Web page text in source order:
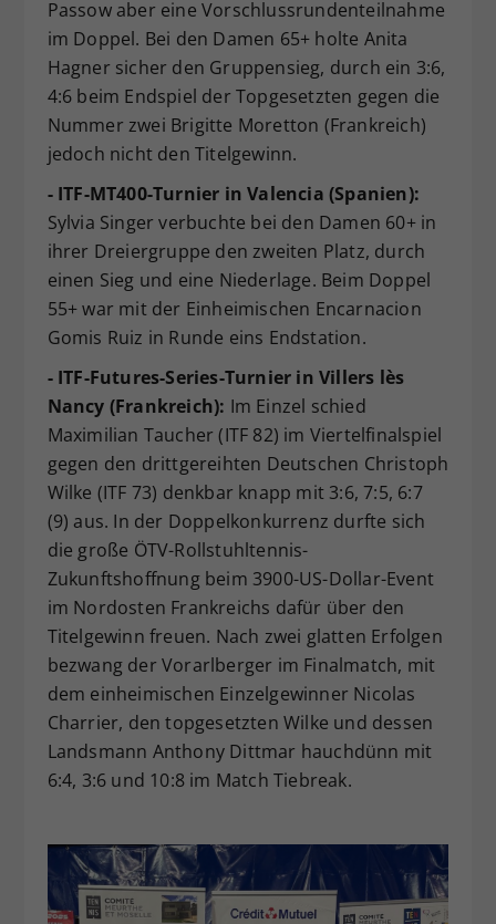
Passow aber eine Vorschlussrundenteilnahme
im Doppel. Bei den Damen 65+ holte Anita
Hagner sicher den Gruppensieg, durch ein 3:6,
4:6 beim Endspiel der Topgesetzten gegen die
Nummer zwei Brigitte Moretton (Frankreich)
jedoch nicht den Titelgewinn.
- ITF-MT400-Turnier in Valencia (Spanien):
Sylvia Singer verbuchte bei den Damen 60+ in
ihrer Dreiergruppe den zweiten Platz, durch
einen Sieg und eine Niederlage. Beim Doppel
55+ war mit der Einheimischen Encarnacion
Gomis Ruiz in Runde eins Endstation.
- ITF-Futures-Series-Turnier in Villers lès
Nancy (Frankreich): Im Einzel schied
Maximilian Taucher (ITF 82) im Viertelfinalspiel
gegen den drittgereihten Deutschen Christoph
Wilke (ITF 73) denkbar knapp mit 3:6, 7:5, 6:7
(9) aus. In der Doppelkonkurrenz durfte sich
die große ÖTV-Rollstuhltennis-
Zukunftshoffnung beim 3900-US-Dollar-Event
im Nordosten Frankreichs dafür über den
Titelgewinn freuen. Nach zwei glatten Erfolgen
bezwang der Vorarlberger im Finalmatch, mit
dem einheimischen Einzelgewinner Nicolas
Charrier, den topgesetzten Wilke und dessen
Landsmann Anthony Dittmar hauchdünn mit
6:4, 3:6 und 10:8 im Match Tiebreak.